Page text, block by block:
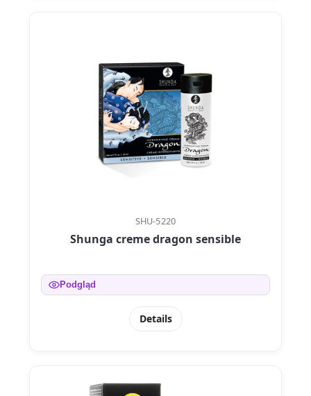
SHU-5220
Shunga creme dragon sensible
Podgląd
Details